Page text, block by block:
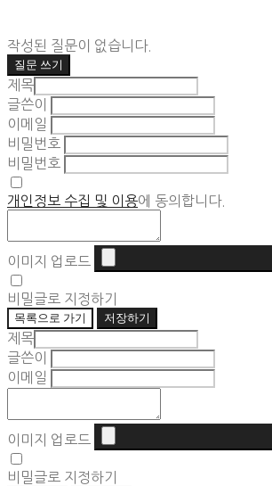
작성된 질문이 없습니다.
질문 쓰기
제목
글쓴이
이메일
비밀번호
비밀번호
개인정보 수집 및 이용에 동의합니다.
이미지 업로드
비밀글로 지정하기
목록으로 가기 저장하기
제목
글쓴이
이메일
이미지 업로드
비밀글로 지정하기